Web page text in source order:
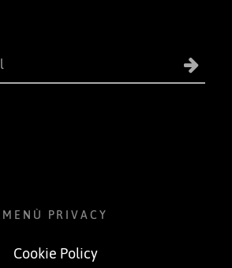
MENÙ PRIVACY
Cookie Policy